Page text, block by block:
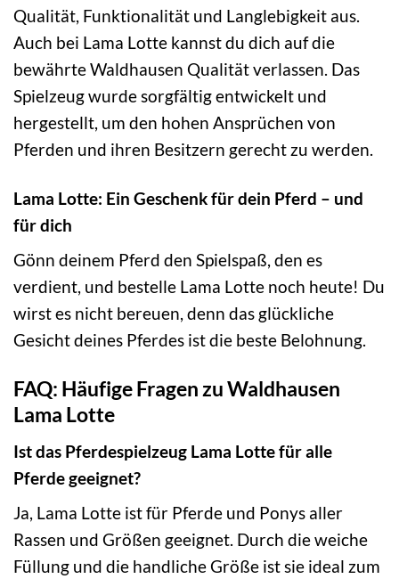
Qualität, Funktionalität und Langlebigkeit aus.
Auch bei Lama Lotte kannst du dich auf die
bewährte Waldhausen Qualität verlassen. Das
Spielzeug wurde sorgfältig entwickelt und
hergestellt, um den hohen Ansprüchen von
Pferden und ihren Besitzern gerecht zu werden.
Lama Lotte: Ein Geschenk für dein Pferd – und
für dich
Gönn deinem Pferd den Spielspaß, den es
verdient, und bestelle Lama Lotte noch heute! Du
wirst es nicht bereuen, denn das glückliche
Gesicht deines Pferdes ist die beste Belohnung.
FAQ: Häufige Fragen zu Waldhausen
Lama Lotte
Ist das Pferdespielzeug Lama Lotte für alle
Pferde geeignet?
Ja, Lama Lotte ist für Pferde und Ponys aller
Rassen und Größen geeignet. Durch die weiche
Füllung und die handliche Größe ist sie ideal zum